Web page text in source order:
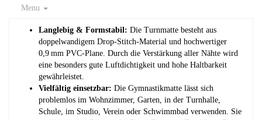
Menu
Langlebig & Formstabil: Die Turnmatte besteht aus
doppelwandigem Drop-Stitch-Material und hochwertiger
0,9 mm PVC-Plane. Durch die Verstärkung aller Nähte wird
eine besonders gute Luftdichtigkeit und hohe Haltbarkeit
gewährleistet.
Vielfältig einsetzbar: Die Gymnastikmatte lässt sich
problemlos im Wohnzimmer, Garten, in der Turnhalle,
Schule, im Studio, Verein oder Schwimmbad verwenden. Sie